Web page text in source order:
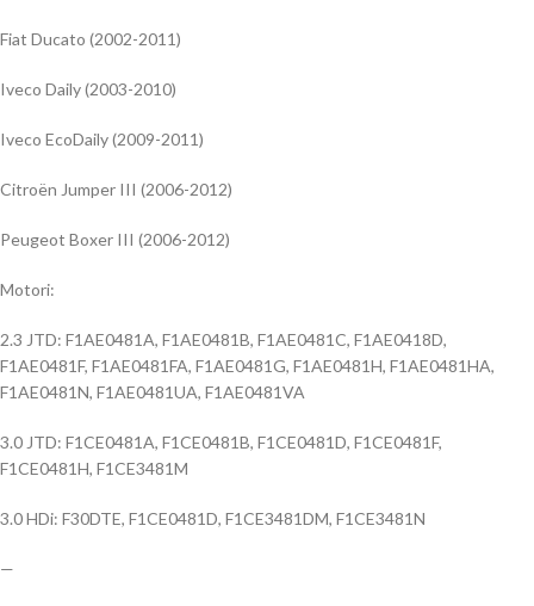
Fiat Ducato (2002-2011)
Iveco Daily (2003-2010)
Iveco EcoDaily (2009-2011)
Citroën Jumper III (2006-2012)
Peugeot Boxer III (2006-2012)
Motori:
2.3 JTD: F1AE0481A, F1AE0481B, F1AE0481C, F1AE0418D,
F1AE0481F, F1AE0481FA, F1AE0481G, F1AE0481H, F1AE0481HA,
F1AE0481N, F1AE0481UA, F1AE0481VA
3.0 JTD: F1CE0481A, F1CE0481B, F1CE0481D, F1CE0481F,
F1CE0481H, F1CE3481M
3.0 HDi: F30DTE, F1CE0481D, F1CE3481DM, F1CE3481N
—